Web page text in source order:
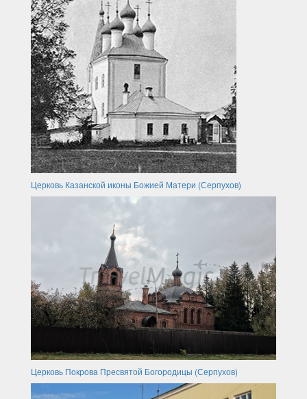
Церковь Казанской иконы Божией Матери (Серпухов)
Церковь Покрова Пресвятой Богородицы (Серпухов)